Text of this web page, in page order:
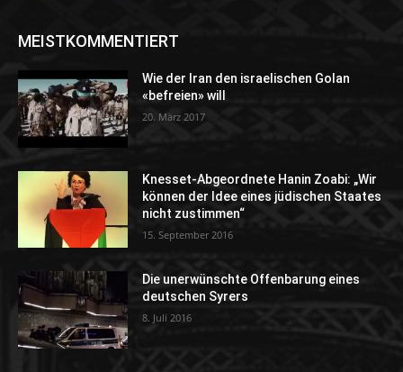
MEISTKOMMENTIERT
Wie der Iran den israelischen Golan
«befreien» will
20. März 2017
Knesset-Abgeordnete Hanin Zoabi: „Wir
können der Idee eines jüdischen Staates
nicht zustimmen“
15. September 2016
Die unerwünschte Offenbarung eines
deutschen Syrers
8. Juli 2016